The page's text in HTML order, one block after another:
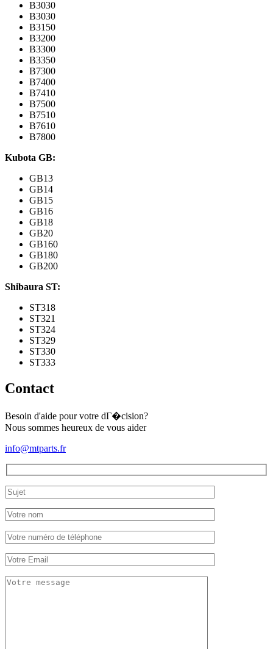
B3030
B3030
B3150
B3200
B3300
B3350
B7300
B7400
B7410
B7500
B7510
B7610
B7800
Kubota GB:
GB13
GB14
GB15
GB16
GB18
GB20
GB160
GB180
GB200
Shibaura ST:
ST318
ST321
ST324
ST329
ST330
ST333
Contact
Besoin d'aide pour votre dГ�cision?
Nous sommes heureux de vous aider
info@mtparts.fr